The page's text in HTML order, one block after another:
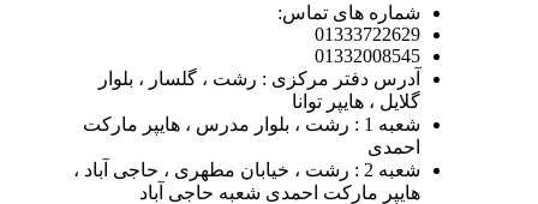
شماره های تماس:
01333722629
01332008545
آدرس دفتر مرکزی : رشت ، گلسار ، بلوار
گلایل ، هایپر توانا
شعبه 1 : رشت ، بلوار مدرس ، هایپر مارکت
احمدی
شعبه 2 : رشت ، خیابان مطهری ، حاجی آباد ،
هایپر مارکت احمدی شعبه حاجی آباد